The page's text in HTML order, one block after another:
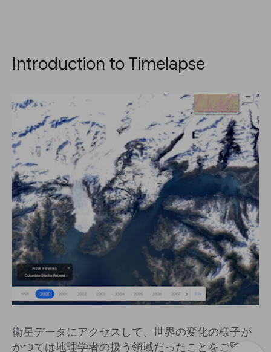
Introduction to Timelapse
衛星データにアクセスして、世界の変化の様子が
かつては地理学者の扱う領域だったことをご覧い